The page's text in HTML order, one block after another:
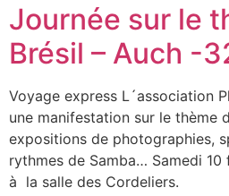
Journée sur le
Brésil – Auch -
Voyage express L´association
une manifestation sur le thème
expositions de photographies,
rythmes de Samba… Samedi
à la salle des Cordeliers.